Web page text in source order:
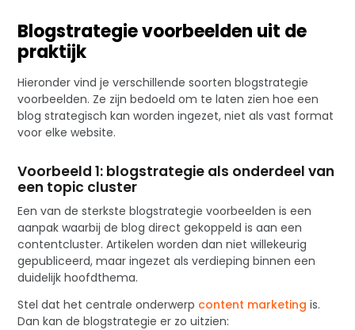
Blogstrategie voorbeelden uit de
praktijk
Hieronder vind je verschillende soorten blogstrategie
voorbeelden. Ze zijn bedoeld om te laten zien hoe een
blog strategisch kan worden ingezet, niet als vast format
voor elke website.
Voorbeeld 1: blogstrategie als onderdeel van
een topic cluster
Een van de sterkste blogstrategie voorbeelden is een
aanpak waarbij de blog direct gekoppeld is aan een
contentcluster. Artikelen worden dan niet willekeurig
gepubliceerd, maar ingezet als verdieping binnen een
duidelijk hoofdthema.
Stel dat het centrale onderwerp content marketing is.
Dan kan de blogstrategie er zo uitzien: